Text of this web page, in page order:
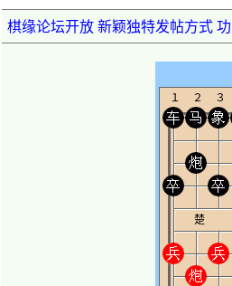
棋缘论坛开放 新颖独特发帖方式